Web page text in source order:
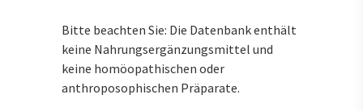
Bitte beachten Sie: Die Datenbank enthält
keine Nahrungsergänzungsmittel und
keine homöopathischen oder
anthroposophischen Präparate.